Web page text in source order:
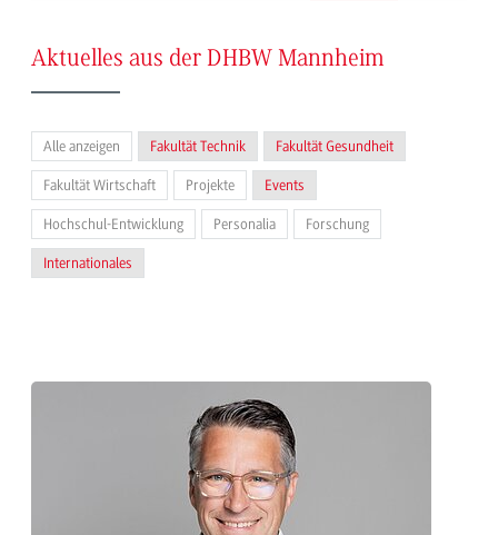
Aktuelles aus der DHBW Mannheim
Alle anzeigen Fakultät Technik Fakultät Gesundheit
Fakultät Wirtschaft Projekte Events
Hochschul-Entwicklung Personalia Forschung
Internationales